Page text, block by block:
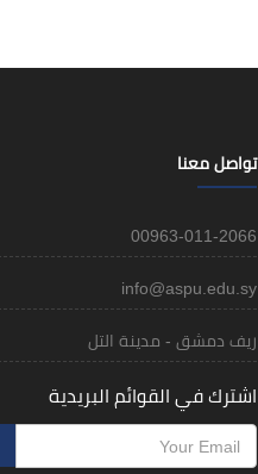
تواصل معنا
00963-011-2066
info@aspu.edu.sy
ريف دمشق - مدينة التل
اشترك في القوائم البريدية